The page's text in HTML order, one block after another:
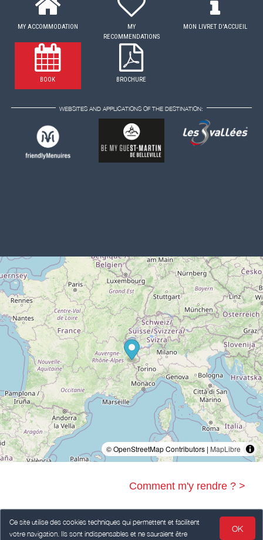
Ce site utilise des cookies techniques qui permettent et facilitent
votre navigation. Ils sont indispensables et ne sauraient être
OK
MY ACCOMMODATION
MY
RECOMMENDATIONS
MON LIVRET D'ACCUEIL
BOOK BROCHURE
WEBSITES AND APPLICATIONS OF THE DESTINATION:
© OpenStreetMap Contributors | MapLibre
Comment m'y rendre ? >